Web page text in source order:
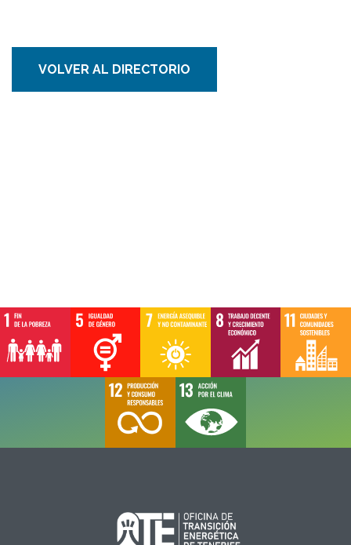
VOLVER AL DIRECTORIO